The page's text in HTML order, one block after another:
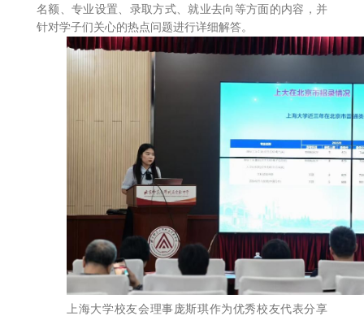
名额、专业设置、录取方式、就业去向等方面的内容，并
针对学子们关心的热点问题进行详细解答。
上海大学校友会理事庞斯琪作为优秀校友代表分享